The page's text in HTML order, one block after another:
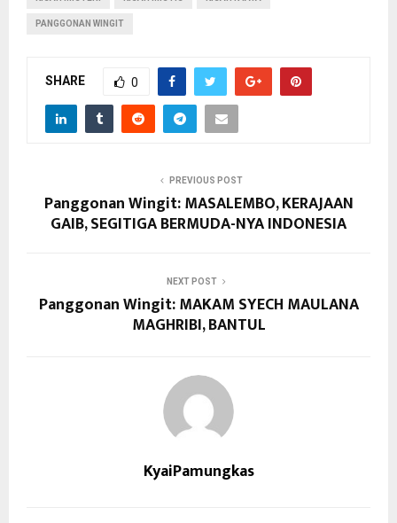
PANGGONAN WINGIT
SHARE 0
PREVIOUS POST
Panggonan Wingit: MASALEMBO, KERAJAAN
GAIB, SEGITIGA BERMUDA-NYA INDONESIA
NEXT POST
Panggonan Wingit: MAKAM SYECH MAULANA
MAGHRIBI, BANTUL
KyaiPamungkas